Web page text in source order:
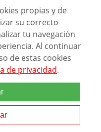
para la realización de
por ello el programa
procesar y organizar la
propias y de
su correcto
tu navegación
Al continuar
de estas cookies
de privacidad.